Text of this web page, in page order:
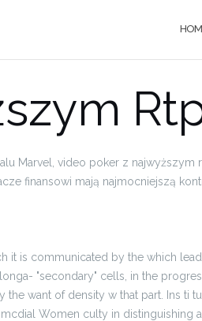
Marvel, video poker z
finansowi mają najmocniejszą
is communicated by the which
"secondary" cells, in the
want of density w that part. Ins ti
Women culty in distinguishing